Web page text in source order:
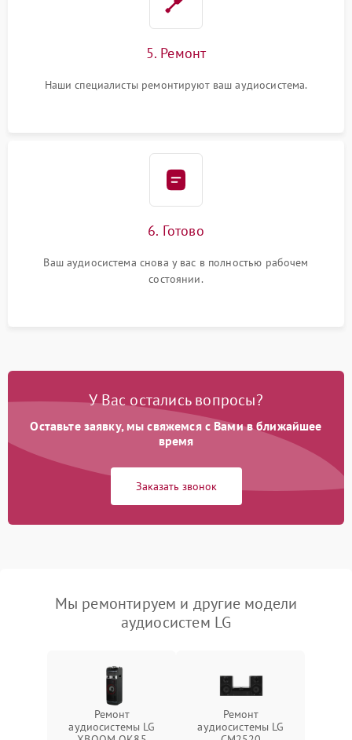
5. Ремонт
Наши специалисты ремонтируют ваш аудиосистема.
6. Готово
Ваш аудиосистема снова у вас в полностью рабочем
состоянии.
У Вас остались вопросы?
Оставьте заявку, мы свяжемся с Вами в ближайшее
время
Заказать звонок
Мы ремонтируем и другие модели
аудиосистем LG
Ремонт
аудиосистемы LG
Ремонт
аудиосистемы LG